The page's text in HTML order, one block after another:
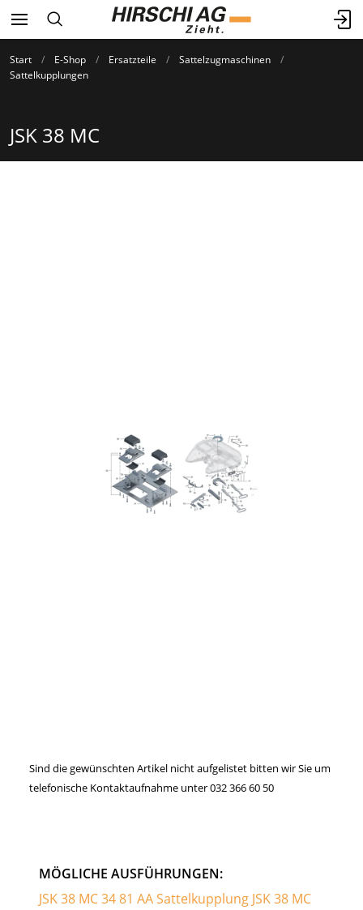
Start E-Shop Ersatzteile
Sattelzugmaschinen
Sattelkupplungen
JSK 38 MC
Sind die gewünschten Artikel nicht aufgelistet bitten wir Sie um
telefonische Kontaktaufnahme unter 032 366 60 50
MÖGLICHE AUSFÜHRUNGEN:
JSK 38 MC 34 81 AA Sattelkupplung JSK 38 MC